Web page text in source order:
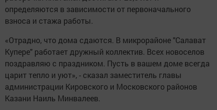
определяются в зависимости от первоначального
взноса и стажа работы.
«Отрадно, что дома сдаются. В микрорайоне "Салават
Купере" работает дружный коллектив. Всех новоселов
поздравляю с праздником. Пусть в вашем доме всегда
царит тепло и уют», - сказал заместитель главы
администрации Кировского и Московского районов
Казани Наиль Минвалеев.